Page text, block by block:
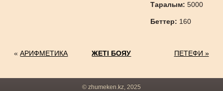
Таралым:5000
Беттер: 160
«АРИФМЕТИКА ЖЕТІ БОЯУ ПЕТЕФИ »
© zhumeken.kz, 2025